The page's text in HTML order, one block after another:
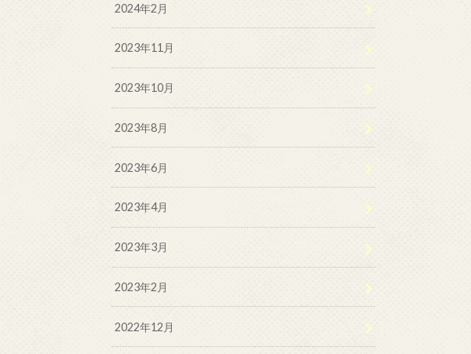
2024年2月
2023年11月
2023年10月
2023年8月
2023年6月
2023年4月
2023年3月
2023年2月
2022年12月